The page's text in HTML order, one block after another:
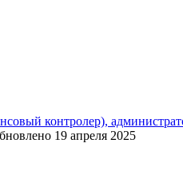
контролер),
19 апреля 2025